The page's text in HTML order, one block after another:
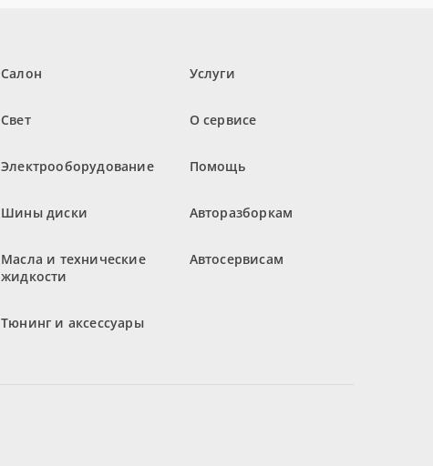
Салон
Свет
Электрооборудование
Шины диски
Масла и технические
жидкости
Тюнинг и аксессуары
Услуги
О сервисе
Помощь
Авторазборкам
Автосервисам